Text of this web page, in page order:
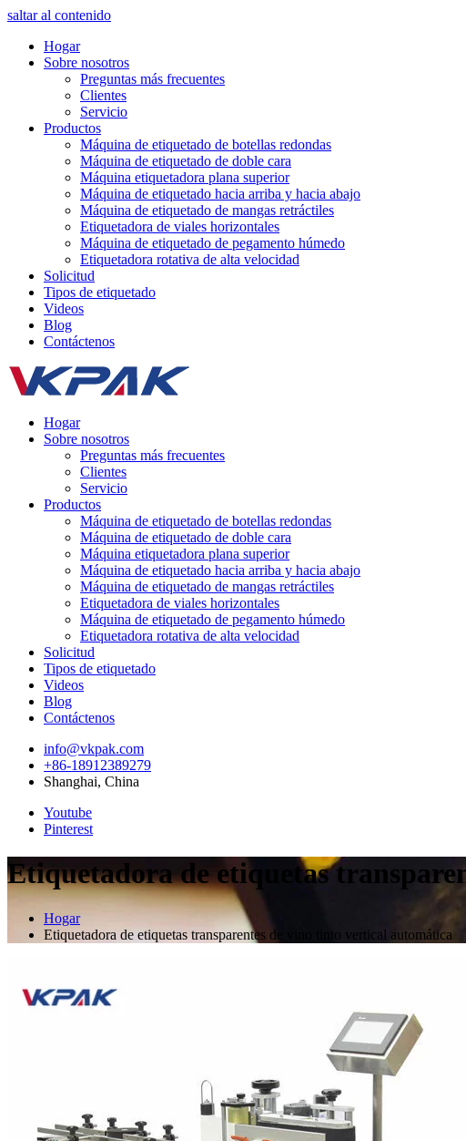
saltar al contenido
Hogar
Sobre nosotros
Preguntas más frecuentes
Clientes
Servicio
Productos
Máquina de etiquetado de botellas redondas
Máquina de etiquetado de doble cara
Máquina etiquetadora plana superior
Máquina de etiquetado hacia arriba y hacia abajo
Máquina de etiquetado de mangas retráctiles
Etiquetadora de viales horizontales
Máquina de etiquetado de pegamento húmedo
Etiquetadora rotativa de alta velocidad
Solicitud
Tipos de etiquetado
Videos
Blog
Contáctenos
Hogar
Sobre nosotros
Preguntas más frecuentes
Clientes
Servicio
Productos
Máquina de etiquetado de botellas redondas
Máquina de etiquetado de doble cara
Máquina etiquetadora plana superior
Máquina de etiquetado hacia arriba y hacia abajo
Máquina de etiquetado de mangas retráctiles
Etiquetadora de viales horizontales
Máquina de etiquetado de pegamento húmedo
Etiquetadora rotativa de alta velocidad
Solicitud
Tipos de etiquetado
Videos
Blog
Contáctenos
info@vkpak.com
+86-18912389279
Shanghai, China
Youtube
Pinterest
Etiquetadora de etiquetas
Hogar
Etiquetadora de etiquetas transparentes de vino tinto vertical automática